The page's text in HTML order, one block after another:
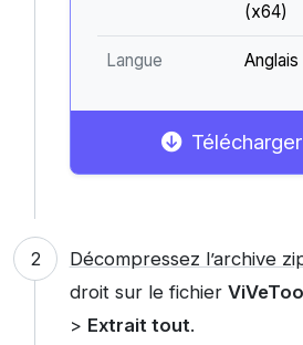
(x64)
Langue Anglais
Décompressez l’archive
droit sur le fichier
> Extrait tout.